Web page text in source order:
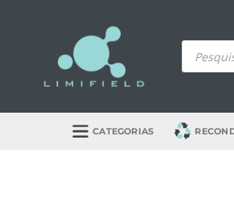
Products
search
CATEGORIAS